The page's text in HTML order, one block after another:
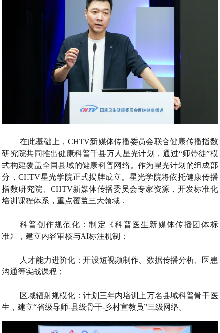
在此基础上，CHTV新媒体传播委员会联合健康传播指数
研究院共同推出健康科普千县万人星光计划，通过“师带徒”模
式构建覆盖全国县域的健康科普网络。作为星光计划的组成部
分，CHTV星光学院正式揭牌成立。星光学院将依托健康传播
指数研究院、CHTV新媒体传播委员会专家资源，开发标准化
培训课程体系，重点覆盖三大领域：
科普创作规范化：制定《科普医生新媒体传播团体标
准》，建立内容审核与AI标注机制；
人才能力进阶化：开设短视频制作、数据传播分析、医患
沟通等实战课程；
区域辐射规模化：计划三年内培训上万名县域科普骨干医
生，建立“省级导师-县级骨干-乡村宣教员”三级网络。